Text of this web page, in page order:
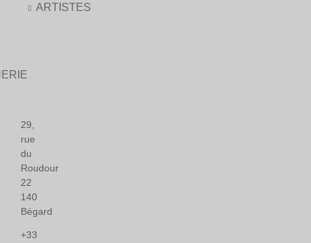
ARTISTES
29,
rue
du
Roudour
22
140
Bégard
+33